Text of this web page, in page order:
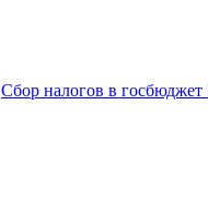
Сбор налогов в госбюджет